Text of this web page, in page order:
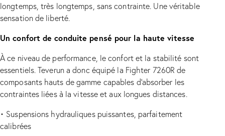
longtemps, très longtemps, sans contrainte. Une véritable
sensation de liberté.
Un confort de conduite pensé pour la haute vitesse
À ce niveau de performance, le confort et la stabilité sont
essentiels. Teverun a donc équipé la Fighter 7260R de
composants hauts de gamme capables d’absorber les
contraintes liées à la vitesse et aux longues distances.
• Suspensions hydrauliques puissantes, parfaitement
calibrées